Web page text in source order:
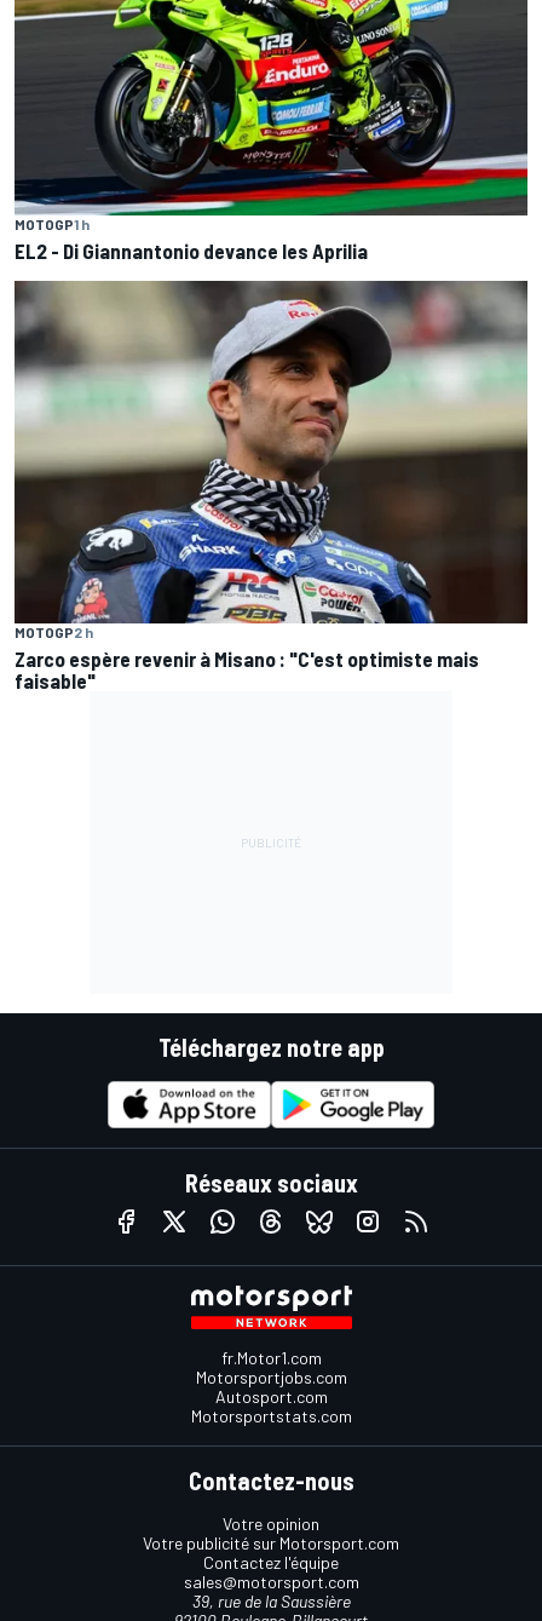
MOTOGP1 h
EL2 - Di Giannantonio devance les Aprilia
MOTOGP2 h
Zarco espère revenir à Misano : "C'est optimiste mais
faisable"
Téléchargez notre app
Réseaux sociaux
fr.Motor1.com
Motorsportjobs.com
Autosport.com
Motorsportstats.com
Contactez-nous
Votre opinion
Votre publicité sur Motorsport.com
Contactez l'équipe
sales@motorsport.com
39, rue de la Saussière